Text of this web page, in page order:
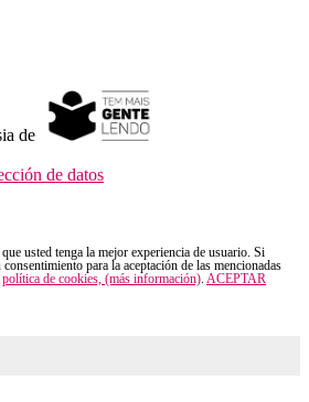
de
de datos
usted tenga la mejor experiencia de usuario. Si
para la aceptación de las mencionadas
política de cookies, (más información) ACEPTAR